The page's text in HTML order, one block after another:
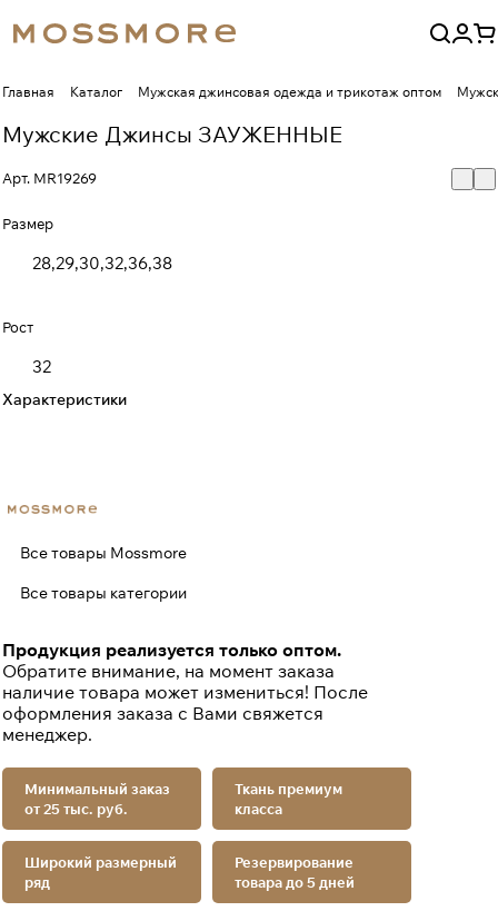
Главная Каталог Мужская джинсовая одежда и трикотаж оптом
Мужские Джинсы ЗАУЖЕННЫЕ
Арт. MR19269
Размер
28,29,30,32,36,38
Рост
32
Характеристики
Все товары Mossmore
Все товары категории
Продукция реализуется только оптом.
Обратите внимание, на момент заказа
наличие товара может измениться! После
оформления заказа с Вами свяжется
менеджер.
Минимальный заказ
от 25 тыс. руб.
Ткань премиум
класса
Широкий размерный
ряд
Резервирование
товара до 5 дней